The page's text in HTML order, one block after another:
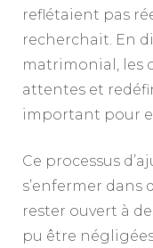
reflétaient pas
recherchait. En
matrimonial, les
attentes et
important pour
Ce processus
s’enfermer dans
rester ouvert à
pu être